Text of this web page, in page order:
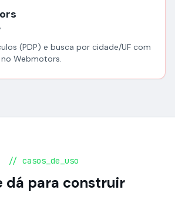
(PDP) e busca por cidade/UF com
Webmotors.
// casos_de_uso
dá para construir